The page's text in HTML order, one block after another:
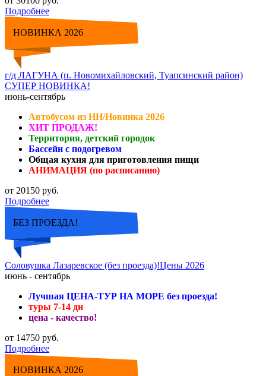
Подробнее
НОВИНКА 2026
г/д ЛАГУНА (п. Новомихайловский, Туапсинский район)
СУПЕР НОВИНКА!
июнь-сентябрь
Автобусом из НН/Новинка 2026
ХИТ ПРОДАЖ!
Территория, детский городок
Бассейн с подогревом
Общая кухня для приготовления пищи
АНИМАЦИЯ (по расписанию)
от 20150 руб.
Подробнее
БЕЗ ПРОЕЗДА!
Соловушка Лазаревское (без проезда)!Цены 2026
июнь - сентябрь
Лучшая ЦЕНА-ТУР НА МОРЕ без проезда!
туры 7-14 дн
цена - качество!
от 14750 руб.
Подробнее
НОВИНКА 2026